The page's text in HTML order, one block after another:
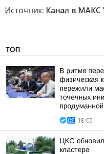
Источник: Канал в МАКС
ТОП
В ритме
физическая
пережили
точечных
18:05
ЦКС обновил
кластере